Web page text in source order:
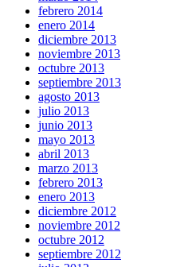
febrero 2014
enero 2014
diciembre 2013
noviembre 2013
octubre 2013
septiembre 2013
agosto 2013
julio 2013
junio 2013
mayo 2013
abril 2013
marzo 2013
febrero 2013
enero 2013
diciembre 2012
noviembre 2012
octubre 2012
septiembre 2012